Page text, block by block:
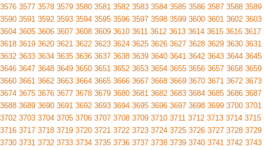
3576 3577 3578 3579 3580 3581 3582 3583 3584 3585 3586 3587 3588 3589
3590 3591 3592 3593 3594 3595 3596 3597 3598 3599 3600 3601 3602 3603
3604 3605 3606 3607 3608 3609 3610 3611 3612 3613 3614 3615 3616 3617
3618 3619 3620 3621 3622 3623 3624 3625 3626 3627 3628 3629 3630 3631
3632 3633 3634 3635 3636 3637 3638 3639 3640 3641 3642 3643 3644 3645
3646 3647 3648 3649 3650 3651 3652 3653 3654 3655 3656 3657 3658 3659
3660 3661 3662 3663 3664 3665 3666 3667 3668 3669 3670 3671 3672 3673
3674 3675 3676 3677 3678 3679 3680 3681 3682 3683 3684 3685 3686 3687
3688 3689 3690 3691 3692 3693 3694 3695 3696 3697 3698 3699 3700 3701
3702 3703 3704 3705 3706 3707 3708 3709 3710 3711 3712 3713 3714 3715
3716 3717 3718 3719 3720 3721 3722 3723 3724 3725 3726 3727 3728 3729
3730 3731 3732 3733 3734 3735 3736 3737 3738 3739 3740 3741 3742 3743